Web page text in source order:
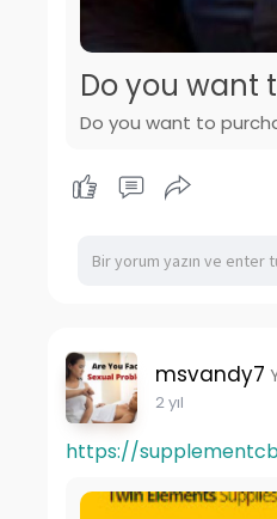
Do you want
Do you want to
msvandy7
2 yıl
https://